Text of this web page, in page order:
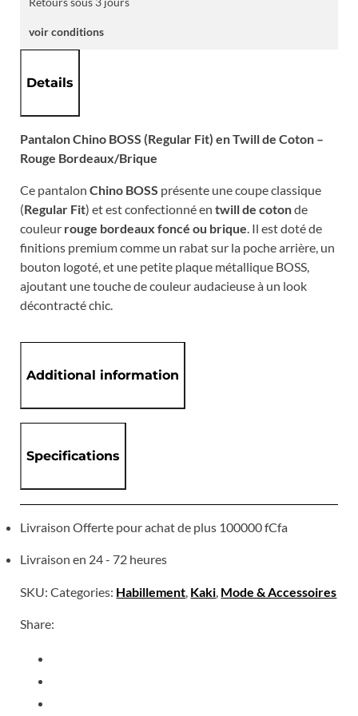
voir conditions
Details
Pantalon Chino BOSS (Regular Fit) en Twill de Coton –
Rouge Bordeaux/Brique
Ce pantalonChino BOSS présente une coupe classique
(Regular Fit) et est confectionné entwill de cotonde
couleur rouge bordeaux foncé ou brique. Il est doté de
finitions premium comme un rabat sur la poche arrière, un
bouton logoté, et une petite plaque métallique BOSS,
ajoutant une touche de couleur audacieuse à un look
décontracté chic.
Additional information
Specifications
Livraison Offerte pour achat de plus 100000 fCfa
Livraison en 24 - 72 heures
SKU:Categories: Habillement Kaki Mode & Accessoires
Share: